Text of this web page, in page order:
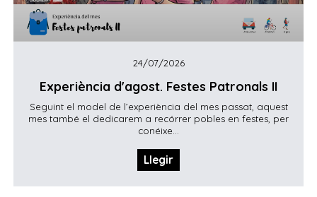
24/07/2026
Experiència d'agost. Festes Patronals II
Seguint el model de l’experiència del mes passat, aquest
mes també el dedicarem a recórrer pobles en festes, per
conéixe...
Llegir